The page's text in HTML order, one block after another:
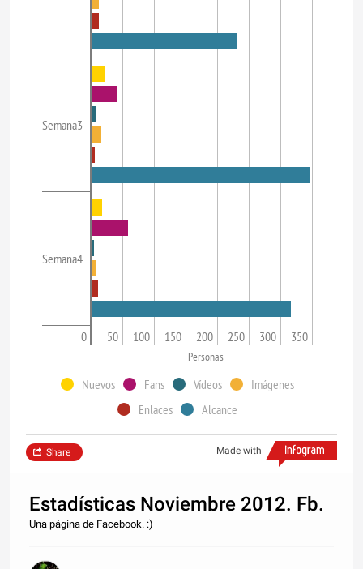
Semana3
Semana4
0 50 100 150 200 250 300 350
Personas
Nuevos Fans Vídeos
Imágenes
Enlaces
Alcance
Made with
Share
Estadísticas Noviembre 2012. Fb.
Una página de Facebook. :)